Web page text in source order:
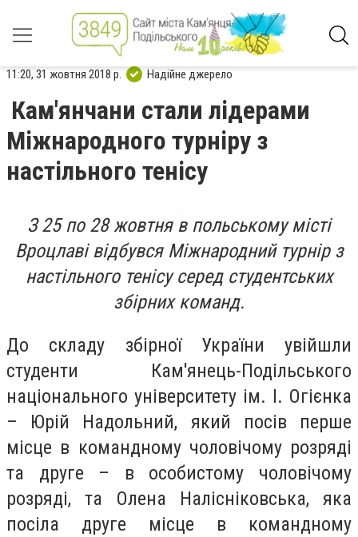
11:20, 31 жовтня 2018 р. Надійне джерело
Кам'янчани стали лідерами
Міжнародного турніру з
настільного тенісу
З 25 по 28 жовтня в польському місті
Вроцлаві відбувся Міжнародний турнір з
настільного тенісу серед студентських
збірних команд.
До складу збірної України увійшли
студенти Кам'янець-Подільського
національного університету ім. І. Огієнка
– Юрій Надольний, який посів перше
місце в командному чоловічому розряді
та друге – в особистому чоловічому
розряді, та Олена Налісніковська, яка
посіла друге місце в командному